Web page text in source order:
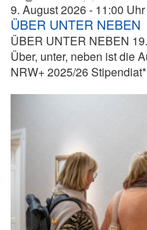
9. August 2026 11:00
ÜBER UNTER NEBEN
ÜBER UNTER NEBEN
Über, unter, neben ist die
NRW+ 2025/26